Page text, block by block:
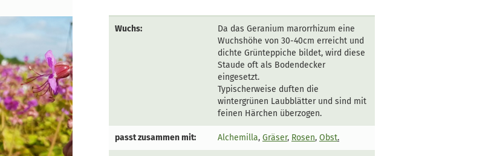
Wuchs:
Da das Geranium marorrhizum eine
Wuchshöhe von 30-40cm erreicht und
dichte Grünteppiche bildet, wird diese
Staude oft als Bodendecker
eingesetzt.
Typischerweise duften die
wintergrünen Laubblätter und sind mit
feinen Härchen überzogen.
passt zusammen mit: Alchemilla, Gräser, Rosen, Obst.